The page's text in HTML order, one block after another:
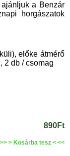
ajánljuka Benzár
horgászatok
előke átmérő
2 db / csomag
890Ft
>> > Kosárba tesz < <<